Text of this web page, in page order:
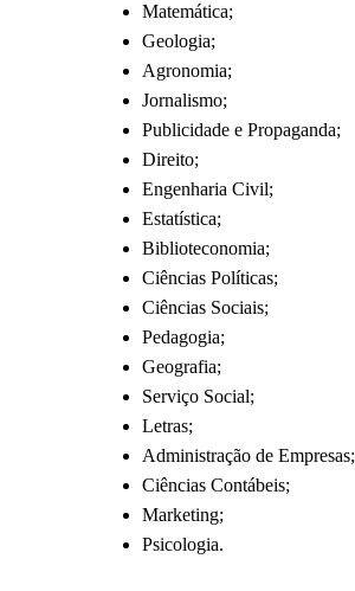
Matemática;
Geologia;
Agronomia;
Jornalismo;
Publicidade e Propaganda;
Direito;
Engenharia Civil;
Estatística;
Biblioteconomia;
Ciências Políticas;
Ciências Sociais;
Pedagogia;
Geografia;
Serviço Social;
Letras;
Administração de Empresas;
Ciências Contábeis;
Marketing;
Psicologia.